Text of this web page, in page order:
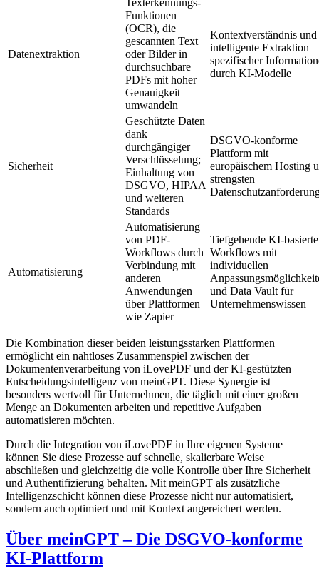
Datenextraktion
Texterkennungs-
Funktionen
(OCR), die
gescannten Text
oder Bilder in
durchsuchbare
PDFs mit hoher
Genauigkeit
umwandeln
Kontextverständnis und
intelligente Extraktion
spezifischer
durch KI-Modelle
Sicherheit
Geschützte Daten
dank
durchgängiger
Verschlüsselung;
Einhaltung von
DSGVO, HIPAA
und weiteren
Standards
DSGVO-konforme
Plattform mit
europäischem Hosting
strengsten
Automatisierung
Automatisierung
von PDF-
Workflows durch
Verbindung mit
anderen
Anwendungen
über Plattformen
wie Zapier
Tiefgehende KI-basierte
Workflows mit
individuellen
und Data Vault für
Unternehmenswissen
Die Kombination dieser beiden leistungsstarken Plattformen
ermöglicht ein nahtloses Zusammenspiel zwischen der
Dokumentenverarbeitung von iLovePDF und der KI-gestützten
Entscheidungsintelligenz von meinGPT. Diese Synergie ist
besonders wertvoll für Unternehmen, die täglich mit einer großen
Menge an Dokumenten arbeiten und repetitive Aufgaben
automatisieren möchten.
Durch die Integration von iLovePDF in Ihre eigenen Systeme
können Sie diese Prozesse auf schnelle, skalierbare Weise
abschließen und gleichzeitig die volle Kontrolle über Ihre Sicherheit
und Authentifizierung behalten. Mit meinGPT als zusätzliche
Intelligenzschicht können diese Prozesse nicht nur automatisiert,
sondern auch optimiert und mit Kontext angereichert werden.
Über meinGPT – Die DSGVO-konforme
KI-Plattform